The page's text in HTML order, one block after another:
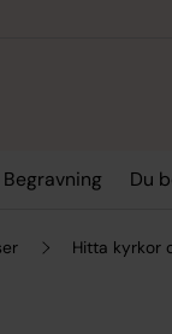
Begravning Du
Hitta kyrkor